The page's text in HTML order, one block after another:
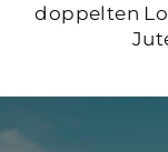
doppelten